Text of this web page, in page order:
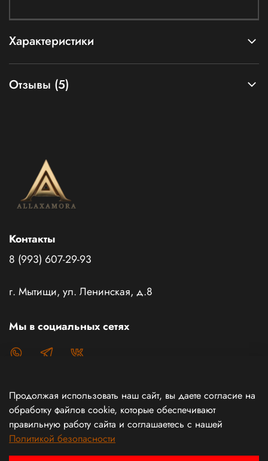
Характеристики
Отзывы (5)
Каталог товаров
Информация
Контакты
8 (993) 607-29-93
г. Мытищи, ул. Ленинская, д.8
Мы в социальных сетях
Продолжая использовать наш сайт, вы даете согласие на
обработку файлов cookie, которые обеспечивают
правильную работу сайта и соглашаетесь с нашей
Политикой безопасности